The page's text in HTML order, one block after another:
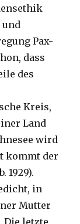
Pax-
dass
des
Kreis,
Land
wird
kommt der
1929).
in
Mutter